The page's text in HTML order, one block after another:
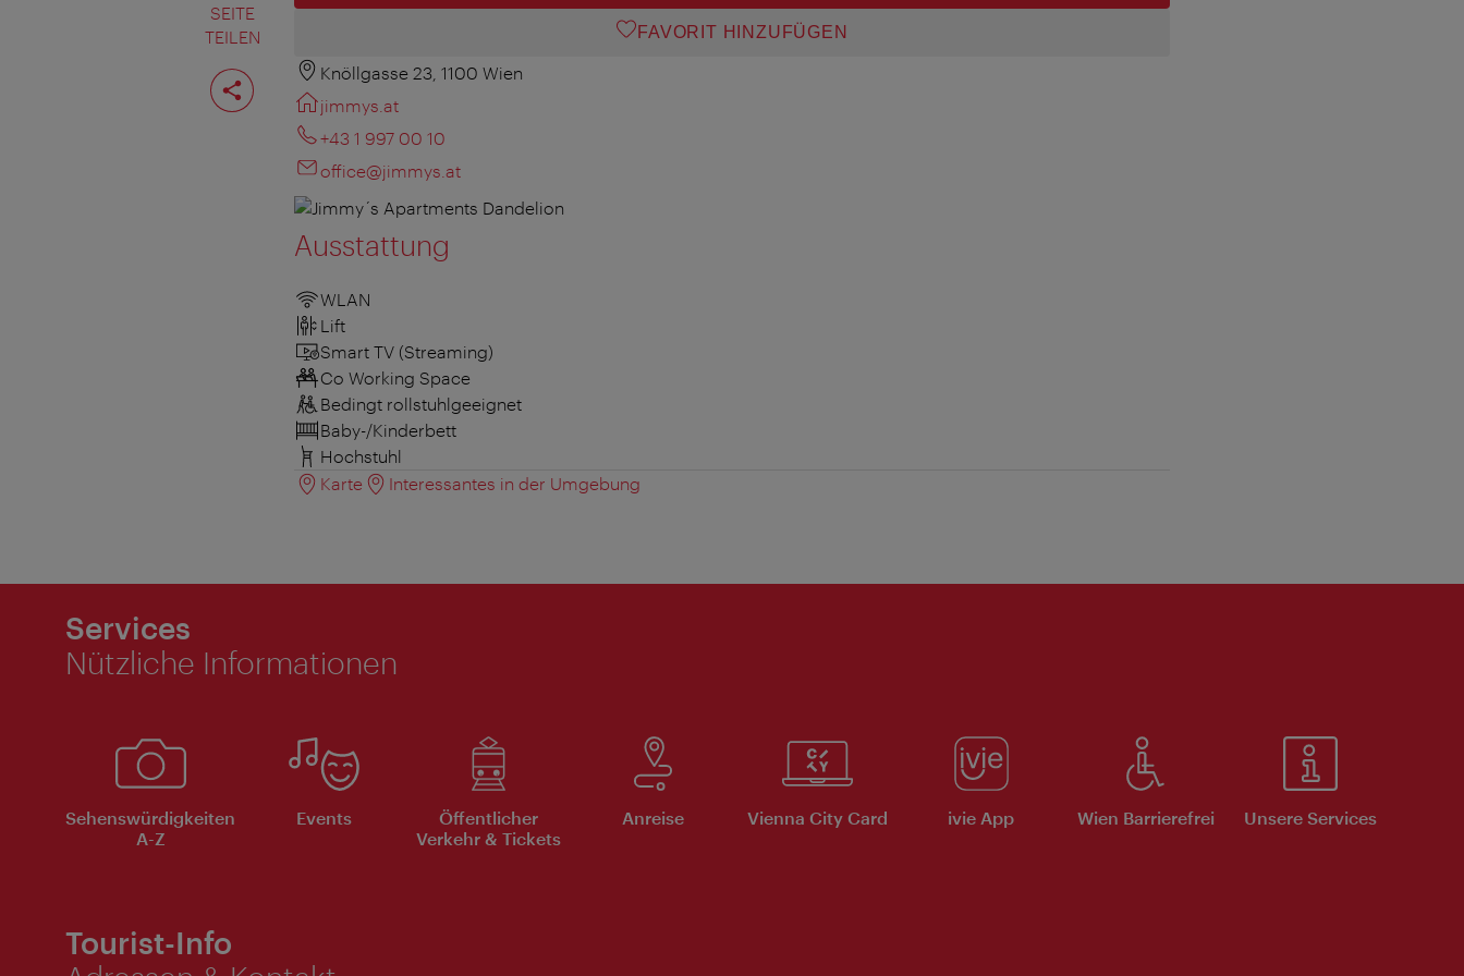
SEITE
TEILEN
Seite
teilen
FAVORIT HINZUFÜGEN
Knöllgasse 23, 1100 Wien
jimmys.at
+43 1 997 00 10
office@jimmys.at
Ausstattung
WLAN
Lift
Smart TV (Streaming)
Co Working Space
Bedingt rollstuhlgeeignet
Baby-/Kinderbett
Hochstuhl
Karte
Interessantes in der Umgebung
Services
Nützliche Informationen
Sehenswürdigkeiten
A-Z
Events
Öffentlicher
Verkehr & Tickets
Anreise Vienna City Card ivie App Wien Barrierefrei Unsere Services
Tourist-Info